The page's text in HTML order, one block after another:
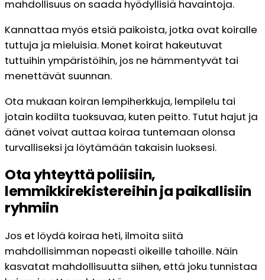
mahdollisuus on saada hyödyllisiä havaintoja.
Kannattaa myös etsiä paikoista, jotka ovat koiralle
tuttuja ja mieluisia. Monet koirat hakeutuvat
tuttuihin ympäristöihin, jos ne hämmentyvät tai
menettävät suunnan.
Ota mukaan koiran lempiherkkuja, lempilelu tai
jotain kodilta tuoksuvaa, kuten peitto. Tutut hajut ja
äänet voivat auttaa koiraa tuntemaan olonsa
turvalliseksi ja löytämään takaisin luoksesi.
Ota yhteyttä poliisiin,
lemmikkirekistereihin ja paikallisiin
ryhmiin
Jos et löydä koiraa heti, ilmoita siitä
mahdollisimman nopeasti oikeille tahoille. Näin
kasvatat mahdollisuutta siihen, että joku tunnistaa